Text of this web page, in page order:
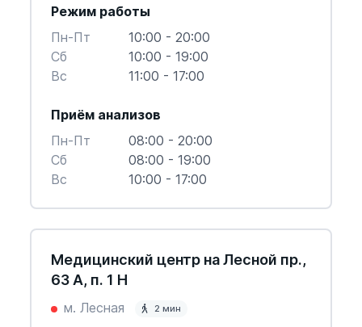
Режим работы
Пн-Пт
10:00 - 20:00
Cб
10:00 - 19:00
Вс
11:00 - 17:00
Приём анализов
Пн-Пт
08:00 - 20:00
Cб
08:00 - 19:00
Вс
10:00 - 17:00
Медицинский центр на Лесной пр.,
63 А, п. 1 Н
м. Лесная 2 мин